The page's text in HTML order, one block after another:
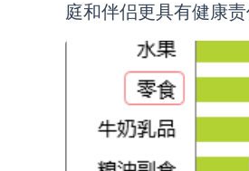
庭和伴侣更具有健康